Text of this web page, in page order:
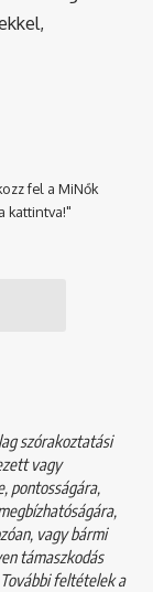
fel a MiNők
kattintva!"
szórakoztatási
vagy
pontosságára,
vagy bármi
támaszkodás
feltételek a